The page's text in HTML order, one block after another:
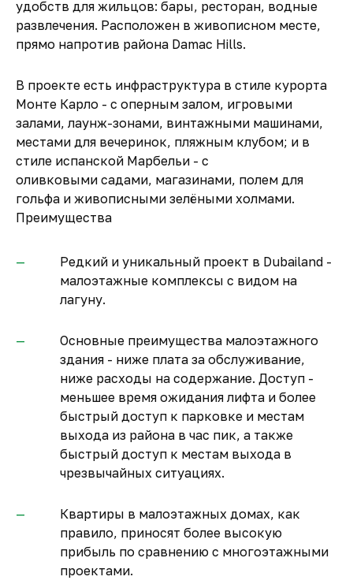
удобств для жильцов: бары, ресторан, водные
развлечения. Расположен в живописном месте,
прямо напротив района Damac Hills.
В проекте есть инфраструктура в стиле курорта
Монте Карло - с оперным залом, игровыми
залами, лаунж-зонами, винтажными машинами,
местами для вечеринок, пляжным клубом; и в
стиле испанской Марбельи - с
оливковыми садами, магазинами, полем для
гольфа и живописными зелёными холмами.
Преимущества
Редкий и уникальный проект в Dubailand -
малоэтажные комплексы с видом на
лагуну.
Основные преимущества малоэтажного
здания - ниже плата за обслуживание,
ниже расходы на содержание. Доступ -
меньшее время ожидания лифта и более
быстрый доступ к парковке и местам
выхода из района в час пик, а также
быстрый доступ к местам выхода в
чрезвычайных ситуациях.
Квартиры в малоэтажных домах, как
правило, приносят более высокую
прибыль по сравнению с многоэтажными
проектами.